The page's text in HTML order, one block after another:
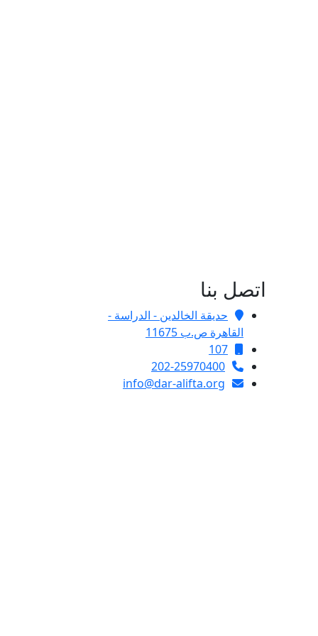
اتصل بنا
حديقة الخالدين - الدراسة -
القاهرة ص.ب 11675
107
202-25970400
info@dar-alifta.org